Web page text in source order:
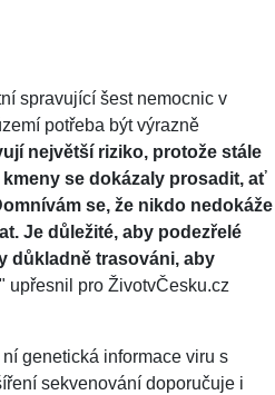
spravující šest nemocnic v
potřeba být výrazně
největší riziko, protože stále
se dokázaly prosadit, ať
se, že nikdo nedokáže
Je důležité, aby podezřelé
důkladně trasováni, aby
upřesnil pro ŽivotvČesku.cz
genetická informace viru s
sekvenování doporučuje i